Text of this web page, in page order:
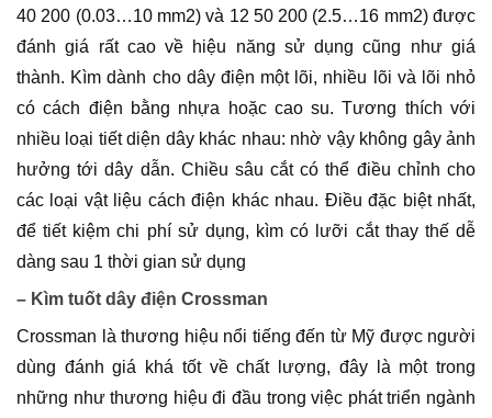
40 200 (0.03…10 mm2) và 12 50 200 (2.5…16 mm2) được
đánh giá rất cao về hiệu năng sử dụng cũng như giá
thành. Kìm dành cho dây điện một lõi, nhiều lõi và lõi nhỏ
có cách điện bằng nhựa hoặc cao su. Tương thích với
nhiều loại tiết diện dây khác nhau: nhờ vậy không gây ảnh
hưởng tới dây dẫn. Chiều sâu cắt có thể điều chỉnh cho
các loại vật liệu cách điện khác nhau. Điều đặc biệt nhất,
để tiết kiệm chi phí sử dụng, kìm có lưỡi cắt thay thế dễ
dàng sau 1 thời gian sử dụng
– Kìm tuốt dây điện Crossman
Crossman là thương hiệu nổi tiếng đến từ Mỹ được người
dùng đánh giá khá tốt về chất lượng, đây là một trong
những như thương hiệu đi đầu trong việc phát triển ngành